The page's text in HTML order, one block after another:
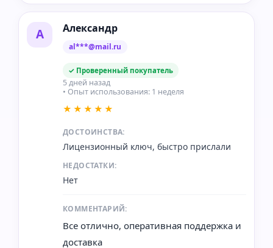
А Александр
al***@mail.ru
✓ Проверенный покупатель
5 дней назад
• Опыт использования: 1 неделя
★★★★★
ДОСТОИНСТВА:
Лицензионный ключ, быстро прислали
НЕДОСТАТКИ:
Нет
КОММЕНТАРИЙ:
Все отлично, оперативная поддержка и
доставка